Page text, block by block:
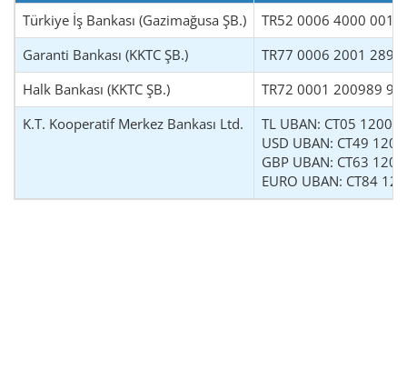
Türkiye İş Bankası (Gazimağusa ŞB.)
TR52 0006 4000
Garanti Bankası (KKTC ŞB.)
TR77 0006 2001
Halk Bankası (KKTC ŞB.)
TR72 0001 200989
K.T. Kooperatif Merkez Bankası Ltd.
TL UBAN: CT05 1200
USD UBAN: CT49
GBP UBAN: CT63
EURO UBAN: CT84